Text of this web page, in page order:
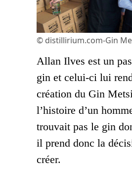
© distillirium.com-Gin
Allan Ilves est un
gin et celui-ci lui
création du Gin
l’histoire d’un
trouvait pas le gin
il prend donc la
créer.